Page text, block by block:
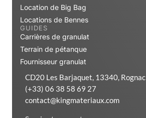
Location de Big Bag
Locations de Bennes
GUIDES
Carrières de granulat
Terrain de pétanque
Fournisseur granulat
CD20 Les Barjaquet, 13340, Rognac
(+33) 06 38 58 69 27
contact@kingmateriaux.com